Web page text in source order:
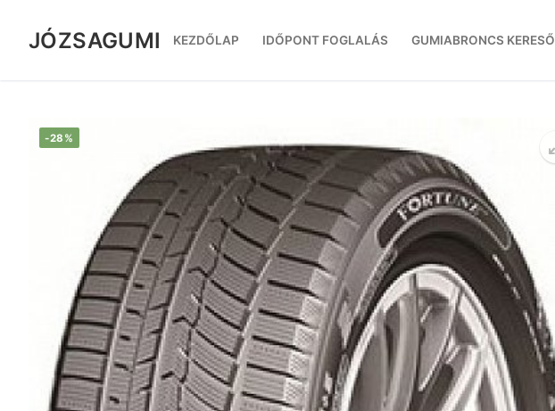
tartalomra
JÓZSAGUMI KEZDŐLAP IDŐPONT FOGLALÁS GUMIABRONCS KERESŐ
-28%